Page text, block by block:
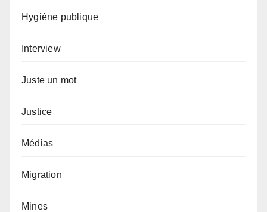
Hygiène publique
Interview
Juste un mot
Justice
Médias
Migration
Mines